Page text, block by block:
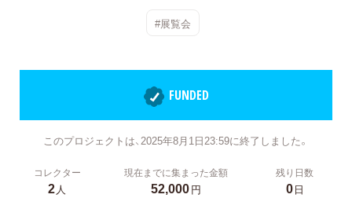
#展覧会
FUNDED
このプロジェクトは、2025年8月1日23:59に終了しました。
コレクター
2人
現在までに集まった金額
52,000円
残り日数
0日